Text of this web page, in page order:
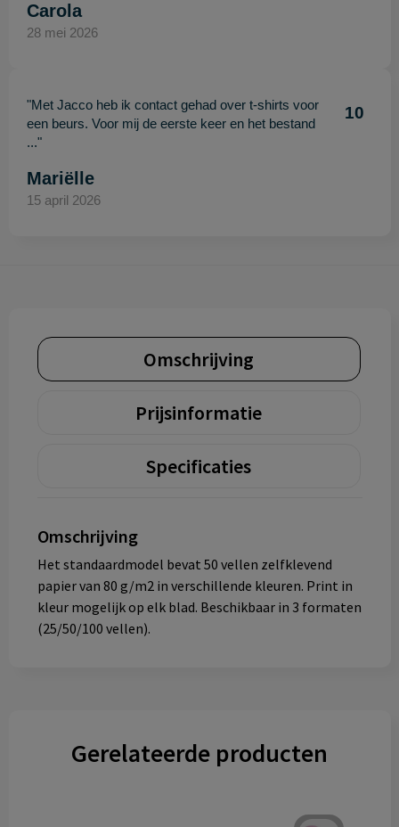
Carola
28 mei 2026
"Met Jacco heb ik contact gehad over t-shirts voor
een beurs. Voor mij de eerste keer en het bestand
..."
10
Mariëlle
15 april 2026
Omschrijving
Prijsinformatie
Specificaties
Omschrijving
Het standaardmodel bevat 50 vellen zelfklevend
papier van 80 g/m2 in verschillende kleuren. Print in
kleur mogelijk op elk blad. Beschikbaar in 3 formaten
(25/50/100 vellen).
Gerelateerde producten